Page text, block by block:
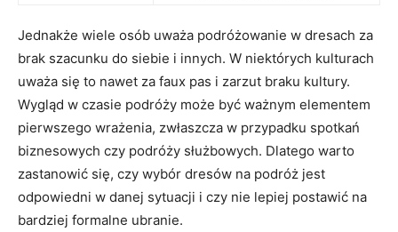
Jednakże ‌wiele​ osób uważa ​podróżowanie w dresach za‌
brak szacunku do⁣ siebie⁣ i ​innych. W niektórych kulturach
uważa⁢ się ⁤to⁤ nawet za faux pas i zarzut braku kultury.
Wygląd ⁤w czasie ​podróży ‌może być ważnym elementem⁣
pierwszego wrażenia, zwłaszcza w przypadku ‍spotkań
biznesowych czy podróży służbowych. Dlatego warto‌
zastanowić się,⁣ czy wybór dresów na podróż ‍jest
odpowiedni w danej sytuacji i czy ‍nie lepiej postawić na
bardziej ‌formalne ubranie.